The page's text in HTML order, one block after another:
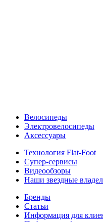
Велосипеды
Электровелосипеды
Аксессуары
Технология Flat-Foot
Супер-сервисы
Видеообзоры
Наши звездные
Бренды
Статьи
Информация для